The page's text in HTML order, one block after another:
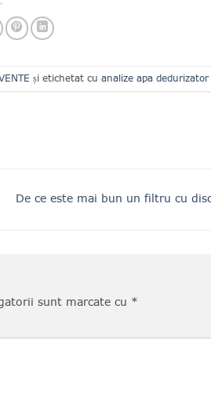
și etichetat cuanalize apa
De ce este mai bun un filtru cu
sunt marcate cu *